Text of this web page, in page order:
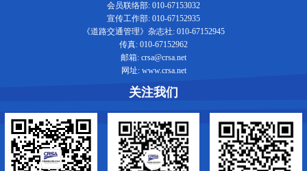
会员联络部: 010-67153032
宣传工作部: 010-67152935
《道路交通管理》杂志社: 010-67152945
传真: 010-67152962
邮箱: crsa@crsa.net
网址: www.crsa.net
关注我们